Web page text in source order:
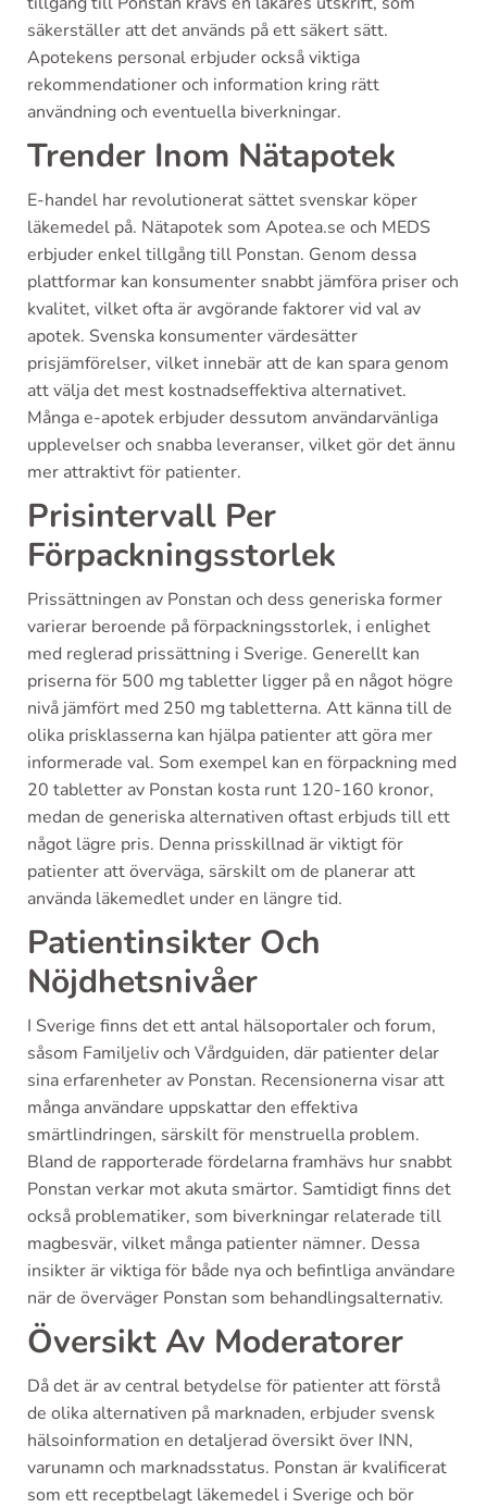
säkerställer att det används på ett säkert sätt.
Apotekens personal erbjuder också viktiga
rekommendationer och information kring rätt
användning och eventuella biverkningar.
Trender Inom Nätapotek
E-handel har revolutionerat sättet svenskar köper
läkemedel på. Nätapotek som Apotea.se och MEDS
erbjuder enkel tillgång till Ponstan. Genom dessa
plattformar kan konsumenter snabbt jämföra priser och
kvalitet, vilket ofta är avgörande faktorer vid val av
apotek. Svenska konsumenter värdesätter
prisjämförelser, vilket innebär att de kan spara genom
att välja det mest kostnadseffektiva alternativet.
Många e-apotek erbjuder dessutom användarvänliga
upplevelser och snabba leveranser, vilket gör det ännu
mer attraktivt för patienter.
Prisintervall Per
Förpackningsstorlek
Prissättningen av Ponstan och dess generiska former
varierar beroende på förpackningsstorlek, i enlighet
med reglerad prissättning i Sverige. Generellt kan
priserna för 500 mg tabletter ligger på en något högre
nivå jämfört med 250 mg tabletterna. Att känna till de
olika prisklasserna kan hjälpa patienter att göra mer
informerade val. Som exempel kan en förpackning med
20 tabletter av Ponstan kosta runt 120-160 kronor,
medan de generiska alternativen oftast erbjuds till ett
något lägre pris. Denna prisskillnad är viktigt för
patienter att överväga, särskilt om de planerar att
använda läkemedlet under en längre tid.
Patientinsikter Och
Nöjdhetsnivåer
I Sverige finns det ett antal hälsoportaler och forum,
såsom Familjeliv och Vårdguiden, där patienter delar
sina erfarenheter av Ponstan. Recensionerna visar att
många användare uppskattar den effektiva
smärtlindringen, särskilt för menstruella problem.
Bland de rapporterade fördelarna framhävs hur snabbt
Ponstan verkar mot akuta smärtor. Samtidigt finns det
också problematiker, som biverkningar relaterade till
magbesvär, vilket många patienter nämner. Dessa
insikter är viktiga för både nya och befintliga användare
när de överväger Ponstan som behandlingsalternativ.
Översikt Av Moderatorer
Då det är av central betydelse för patienter att förstå
de olika alternativen på marknaden, erbjuder svensk
hälsoinformation en detaljerad översikt över INN,
varunamn och marknadsstatus. Ponstan är kvalificerat
som ett receptbelagt läkemedel i Sverige och bör